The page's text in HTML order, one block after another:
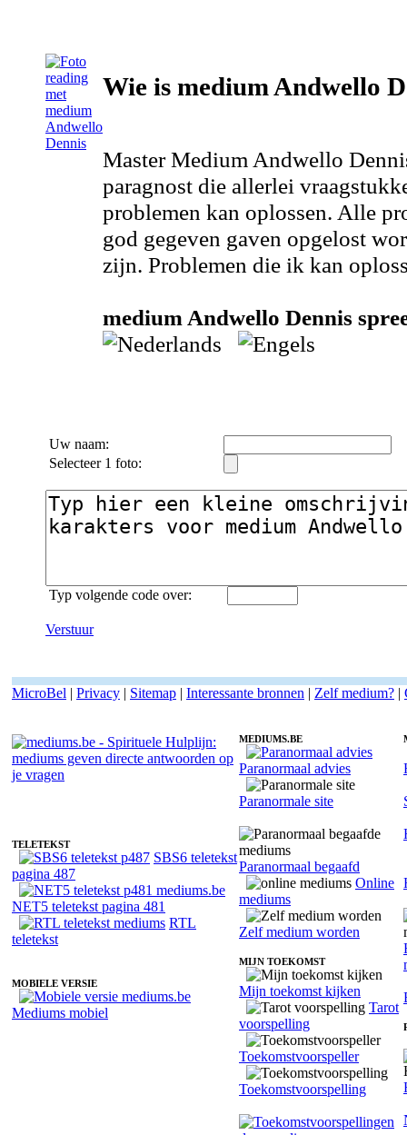
Wie is medium Andwello
Master Medium Andwello
paragnost die allerlei
problemen kan oplossen. Alle
god gegeven gaven opgelost
zijn. Problemen die ik kan
medium Andwello Dennis
Uw naam:
Selecteer 1 foto:
Typ volgende code over:
Verstuur
MicroBel | Privacy | Sitemap | Interessante bronnen | Zelf medium? |
TELETEKST
SBS6 teletekst
pagina 487
NET5 teletekst pagina 481
RTL
teletekst
MOBIELE VERSIE
Mediums mobiel
MEDIUMS.BE
Paranormaal advies
Paranormale site
Paranormaal begaafd
Online
mediums
Zelf medium worden
MIJN TOEKOMST
Mijn toekomst kijken
Tarot
voorspelling
Toekomstvoorspeller
Toekomstvoorspelling